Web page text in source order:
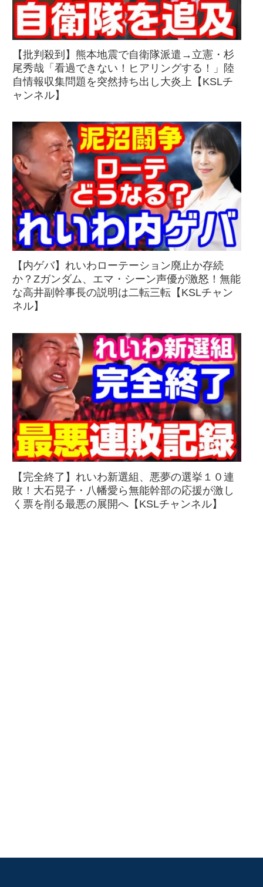
【批判殺到】熊本地震で自衛隊派遣→立憲・杉
尾秀哉「看過できない！ヒアリングする！」陸
自情報収集問題を突然持ち出し大炎上【KSLチ
ャンネル】
【内ゲバ】れいわローテーション廃止か存続
か？Zガンダム、エマ・シーン声優が激怒！無能
な高井副幹事長の説明は二転三転【KSLチャン
ネル】
【完全終了】れいわ新選組、悪夢の選挙１０連
敗！大石晃子・八幡愛ら無能幹部の応援が激し
く票を削る最悪の展開へ【KSLチャンネル】